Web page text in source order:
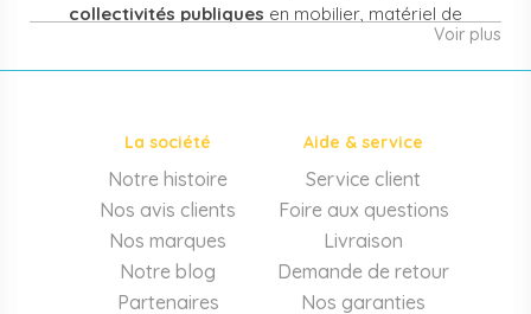
collectivités publiques en mobilier, matériel de
puériculture, jouets et équipement pour structures
d'accueil de la petite enfance. Notre offre couvre
cabinets infirmiers).
Mobilier et équipement de crèche
Lits crèche en bois, couchettes empilables, meubles à
langer sur mesure en résine antibactérienne, tables et
chaises adaptées aux 0-6 ans, banc-vestiaire, barrières de
Voir plus
La société
Notre histoire
Nos avis clients
Nos marques
Notre blog
Partenaires
Aide & service
Service client
Foire aux questions
Livraison
Demande de retour
Nos garanties